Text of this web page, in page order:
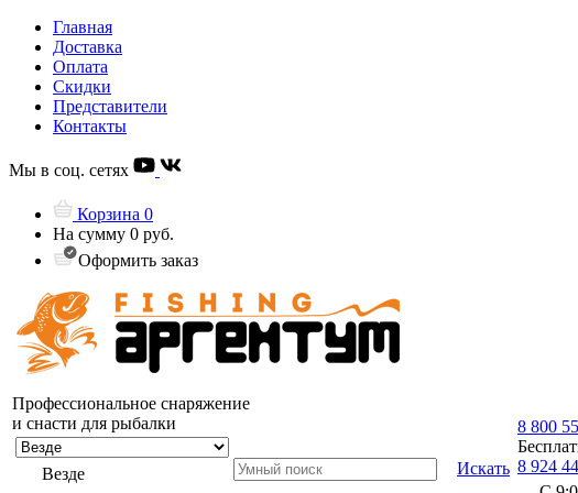
Главная
Доставка
Оплата
Скидки
Представители
Контакты
Мы в соц. сетях
Корзина 0
На сумму 0 руб.
Оформить заказ
Профессиональное снаряжение
и снасти для рыбалки
Везде Искать
8 800
8 924